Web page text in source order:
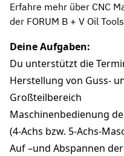
Erfahre mehr über CNC
der FORUM B + V Oil
Deine Aufgaben:
Du unterstützt die
Herstellung von Guss-
Großteilbereich
Maschinenbedienung
(4-Achs bzw. 5-Achs-
Auf –und Abspannen